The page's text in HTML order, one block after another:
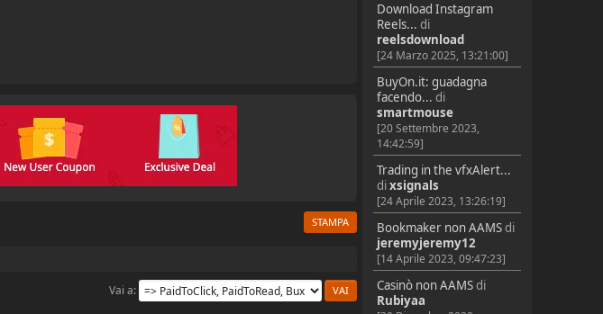
Download Instagram
Reels... di
reelsdownload
[24 Marzo 2025, 13:21:00]
BuyOn.it: guadagna
facendo... di
smartmouse
[20 Settembre 2023,
14:42:59]
Trading in the vfxAlert...
dixsignals
[24 Aprile 2023, 13:26:19]
Bookmaker non AAMSdi
jeremyjeremy12
[14 Aprile 2023, 09:47:23]
Casinò non AAMSdi
Rubiyaa
STAMPA
Vai a